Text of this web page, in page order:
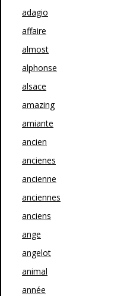
adagio
affaire
almost
alphonse
alsace
amazing
amiante
ancien
ancienes
ancienne
anciennes
anciens
ange
angelot
animal
année